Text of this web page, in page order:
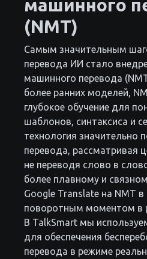
машинного
(NMT)
Самым значительным
перевода ИИ стало
машинного перевода
более ранних моделей,
глубокое обучение для
шаблонов, синтаксиса и
технология значительно
перевода, рассматривая
не переводя слово в
более плавному и
Google Translate на NMT в
поворотным моментом в
В TalkSmart мы
для обеспечения
перевода в режиме